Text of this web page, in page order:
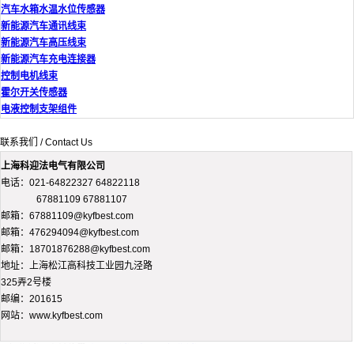
汽车水箱水温水位传感器
新能源汽车通讯线束
新能源汽车高压线束
新能源汽车充电连接器
控制电机线束
霍尔开关传感器
电液控制支架组件
联系我们 / Contact Us
上海科迎法电气有限公司
电话：021-64822327 64822118
67881109 67881107
邮箱：67881109@kyfbest.com
邮箱：476294094@kyfbest.com
邮箱：18701876288@kyfbest.com
地址：上海松江高科技工业园九泾路
325弄2号楼
邮编：201615
网站：www.kyfbest.com